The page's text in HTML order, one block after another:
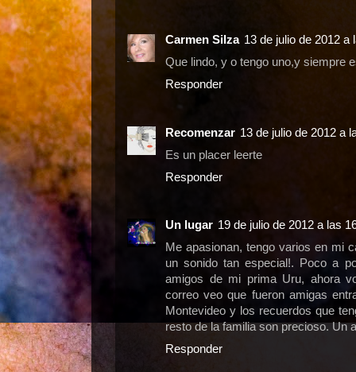
Carmen Silza 13 de julio de 2012 a
Que lindo, y o tengo uno,y siempre
Responder
Recomenzar 13 de julio de 2012 a
Es un placer leerte
Responder
Un lugar 19 de julio de 2012 a las
Me apasionan, tengo varios en mi
un sonido tan especial!. Poco a
amigos de mi prima Uru, ahora
correo veo que fueron amigas
Montevideo y los recuerdos que
resto de la familia son precioso. Un
Responder